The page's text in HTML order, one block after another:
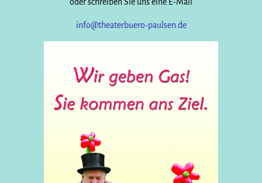
info@theaterbuero-paulsen.de